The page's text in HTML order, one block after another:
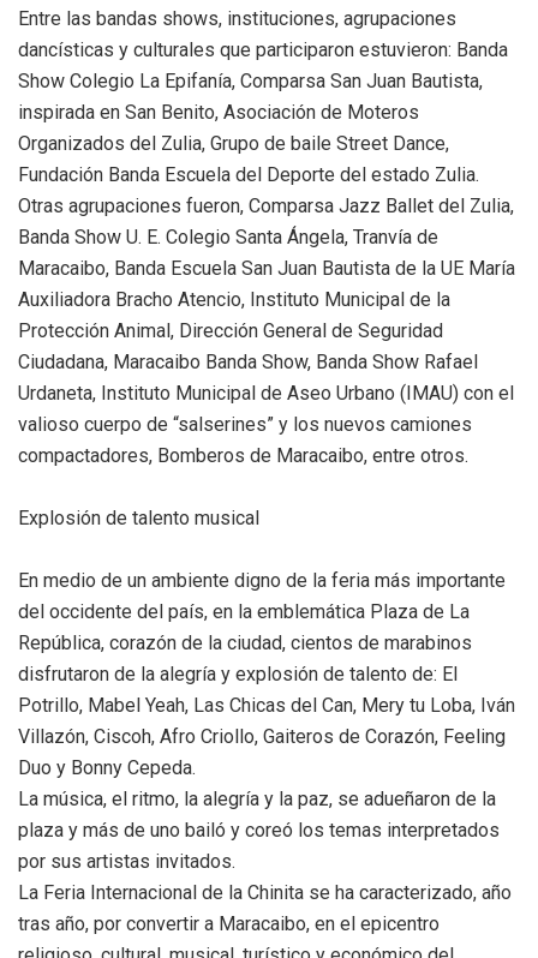
Entre las bandas shows, instituciones, agrupaciones
dancísticas y culturales que participaron estuvieron: Banda
Show Colegio La Epifanía, Comparsa San Juan Bautista,
inspirada en San Benito, Asociación de Moteros
Organizados del Zulia, Grupo de baile Street Dance,
Fundación Banda Escuela del Deporte del estado Zulia.
Otras agrupaciones fueron, Comparsa Jazz Ballet del Zulia,
Banda Show U. E. Colegio Santa Ángela, Tranvía de
Maracaibo, Banda Escuela San Juan Bautista de la UE María
Auxiliadora Bracho Atencio, Instituto Municipal de la
Protección Animal, Dirección General de Seguridad
Ciudadana, Maracaibo Banda Show, Banda Show Rafael
Urdaneta, Instituto Municipal de Aseo Urbano (IMAU) con el
valioso cuerpo de “salserines” y los nuevos camiones
compactadores, Bomberos de Maracaibo, entre otros.
Explosión de talento musical
En medio de un ambiente digno de la feria más importante
del occidente del país, en la emblemática Plaza de La
República, corazón de la ciudad, cientos de marabinos
disfrutaron de la alegría y explosión de talento de: El
Potrillo, Mabel Yeah, Las Chicas del Can, Mery tu Loba, Iván
Villazón, Ciscoh, Afro Criollo, Gaiteros de Corazón, Feeling
Duo y Bonny Cepeda.
La música, el ritmo, la alegría y la paz, se adueñaron de la
plaza y más de uno bailó y coreó los temas interpretados
por sus artistas invitados.
La Feria Internacional de la Chinita se ha caracterizado, año
tras año, por convertir a Maracaibo, en el epicentro